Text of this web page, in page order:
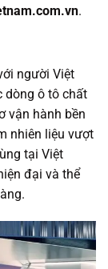
.
người Việt
dòng ô tô chất
vận hành bền
nhiên liệu vượt
tại Việt
đại và thể